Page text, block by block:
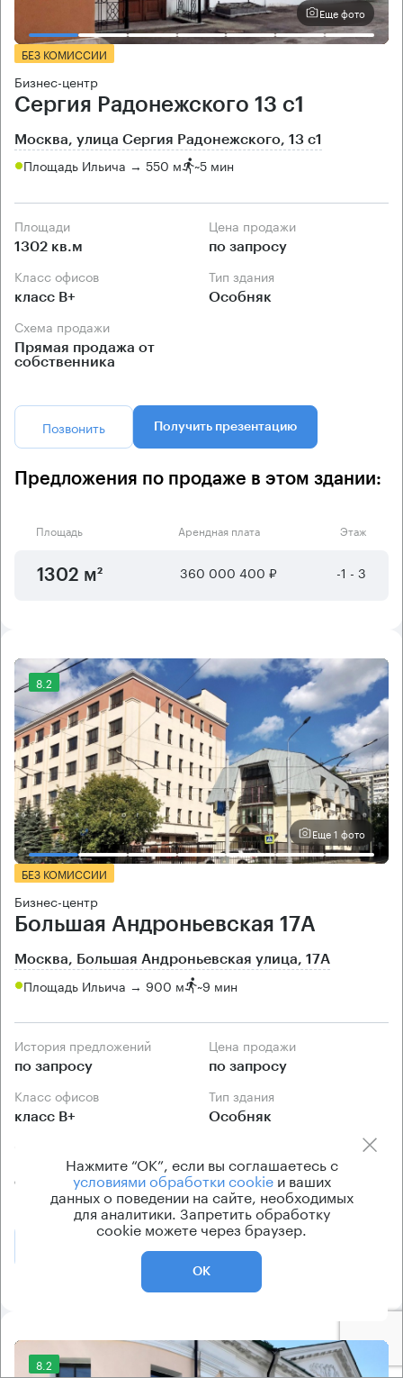
Еще фото
БЕЗ КОМИССИИ
Бизнес-центр
Сергия Радонежского 13 с1
Москва, улица Сергия Радонежского, 13 с1
Площадь Ильича → 550 м ~5 мин
Площади
1302 кв.м
Цена продажи
по запросу
Класс офисов
класс B+
Тип здания
Особняк
Схема продажи
Прямая продажа от
собственника
Позвонить Получить презентацию
Предложения по продаже в этом здании:
Площадь Арендная плата Этаж
1302 м² 360 000 400 ₽ -1 - 3
8.2
Еще 1 фото
БЕЗ КОМИССИИ
Бизнес-центр
Большая Андроньевская 17А
Москва, Большая Андроньевская улица, 17А
Площадь Ильича → 900 м ~9 мин
История предложений
по запросу
Цена продажи
по запросу
Класс офисов
класс B+
Тип здания
Особняк
Прямая продажа от
собственника
8.2
Нажмите “ОК”, если вы соглашаетесь с
условиями обработки cookieи ваших
данных о поведении на сайте, необходимых
для аналитики. Запретить обработку
cookie можете через браузер.
ОК